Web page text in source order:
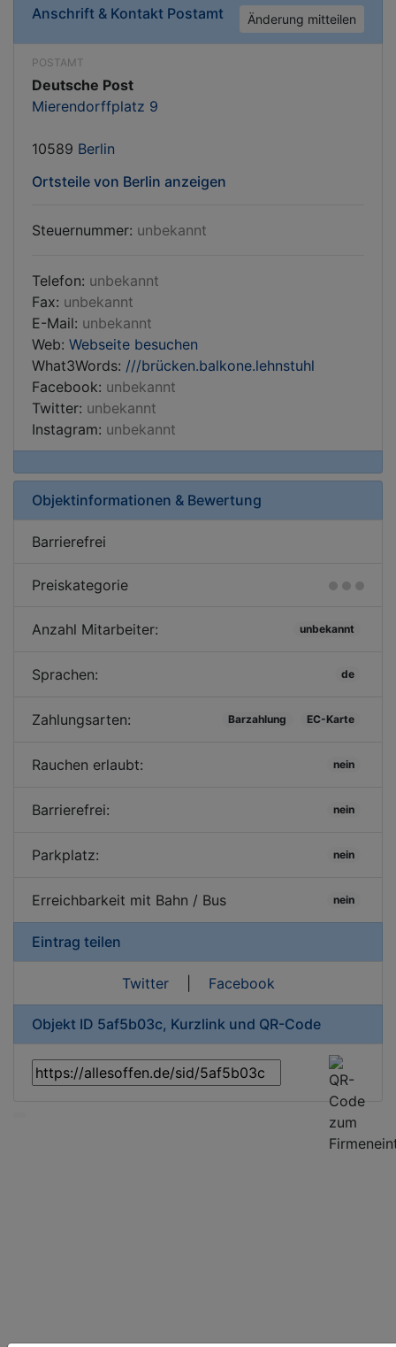
Anschrift & Kontakt Postamt Änderung mitteilen
POSTAMT
Deutsche Post
Mierendorffplatz 9
10589 Berlin
Ortsteile von Berlin anzeigen
Steuernummer: unbekannt
Telefon: unbekannt
Fax: unbekannt
E-Mail: unbekannt
Web: Webseite besuchen
What3Words: ///brücken.balkone.lehnstuhl
Facebook: unbekannt
Twitter: unbekannt
Instagram: unbekannt
Objektinformationen & Bewertung
Barrierefrei
Preiskategorie
Anzahl Mitarbeiter: unbekannt
Sprachen: de
Zahlungsarten: Barzahlung EC-Karte
Rauchen erlaubt: nein
Barrierefrei: nein
Parkplatz: nein
Erreichbarkeit mit Bahn / Bus nein
Eintrag teilen
Twitter| Facebook
Objekt ID 5af5b03c, Kurzlink und QR-Code